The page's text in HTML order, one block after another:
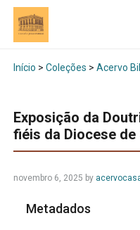
Início > Coleções > Acervo
Exposição da
fiéis da Diocese de
novembro 6, 2025 by
Metadados